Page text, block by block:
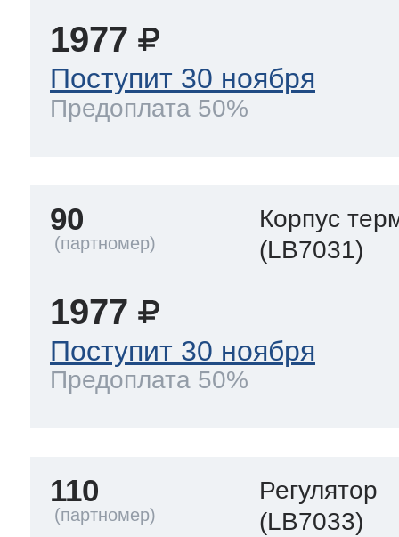
1977
Поступит 30 ноября
Предоплата 50%
90
Корпус
(LB7031)
1977
Поступит 30 ноября
Предоплата 50%
110
Регулятор
(LB7033)